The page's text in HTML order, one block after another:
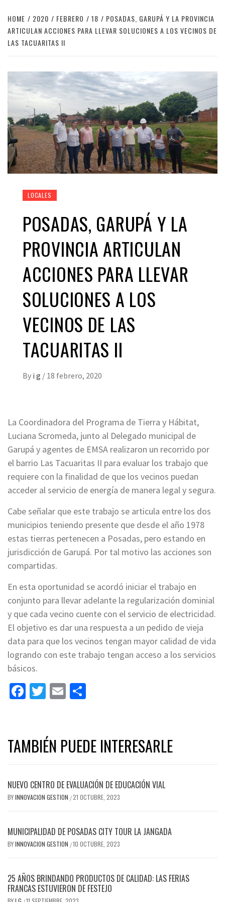
HOME 2020 FEBRERO 18
POSADAS, GARUPÁ Y LA PROVINCIA
ARTICULAN ACCIONES PARA LLEVAR SOLUCIONES A LOS VECINOS DE
LAS TACUARITAS II
LOCALES
POSADAS, GARUPÁ Y LA
PROVINCIA ARTICULAN
ACCIONES PARA LLEVAR
SOLUCIONES A LOS
VECINOS DE LAS
TACUARITAS II
By i g / 18 febrero, 2020
La Coordinadora del Programa de Tierra y Hábitat,
Luciana Scromeda, junto al Delegado municipal de
Garupá y agentes de EMSA realizaron un recorrido por
el barrio Las Tacuaritas II para evaluar los trabajo que
requiere con la finalidad de que los vecinos puedan
acceder al servicio de energía de manera legal y segura.
Cabe señalar que este trabajo se articula entre los dos
municipios teniendo presente que desde el año 1978
estas tierras pertenecen a Posadas, pero estando en
jurisdicción de Garupá. Por tal motivo las acciones son
compartidas.
En esta oportunidad se acordó iniciar el trabajo en
conjunto para llevar adelante la regularización dominial
y que cada vecino cuente con el servicio de electricidad.
El objetivo es dar una respuesta a un pedido de vieja
data para que los vecinos tengan mayor calidad de vida
logrando con este trabajo tengan acceso a los servicios
básicos.
Facebook
Twitter
Email
TAMBIÉN PUEDE INTERESARLE
NUEVO CENTRO DE EVALUACIÓN DE EDUCACIÓN VIAL
BYINNOVACION GESTION /21 OCTUBRE, 2023
MUNICIPALIDAD DE POSADAS CITY TOUR LA JANGADA
BYINNOVACION GESTION /10 OCTUBRE, 2023
25 AÑOS BRINDANDO PRODUCTOS DE CALIDAD: LAS FERIAS
FRANCAS ESTUVIERON DE FESTEJO